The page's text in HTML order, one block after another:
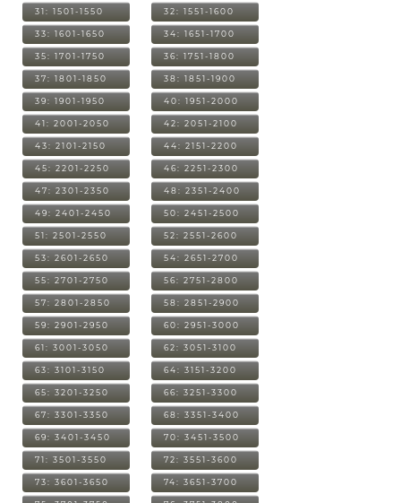
31: 1501-1550 32: 1551-1600
33: 1601-1650 34: 1651-1700
35: 1701-1750 36: 1751-1800
37: 1801-1850 38: 1851-1900
39: 1901-1950 40: 1951-2000
41: 2001-2050 42: 2051-2100
43: 2101-2150 44: 2151-2200
45: 2201-2250 46: 2251-2300
47: 2301-2350 48: 2351-2400
49: 2401-2450 50: 2451-2500
51: 2501-2550 52: 2551-2600
53: 2601-2650 54: 2651-2700
55: 2701-2750 56: 2751-2800
57: 2801-2850 58: 2851-2900
59: 2901-2950 60: 2951-3000
61: 3001-3050 62: 3051-3100
63: 3101-3150 64: 3151-3200
65: 3201-3250 66: 3251-3300
67: 3301-3350 68: 3351-3400
69: 3401-3450 70: 3451-3500
71: 3501-3550 72: 3551-3600
73: 3601-3650 74: 3651-3700